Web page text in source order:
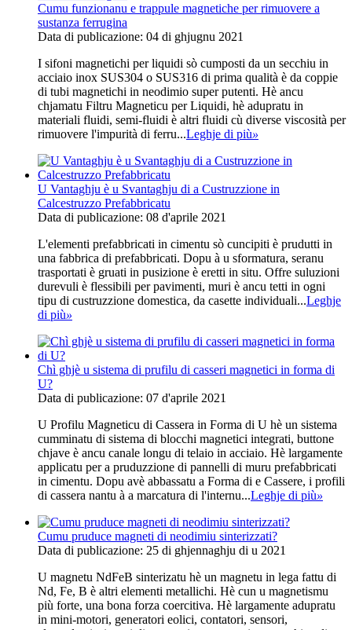
Cumu funzionanu e trappule magnetiche per rimuovere a
sustanza ferrugina
Data di publicazione: 04 di ghjugnu 2021
I sifoni magnetichi per liquidi sò cumposti da un secchiu in
acciaio inox SUS304 o SUS316 di prima qualità è da coppie
di tubi magnetichi in neodimio super putenti. Hè ancu
chjamatu Filtru Magneticu per Liquidi, hè adupratu in
materiali fluidi, semi-fluidi è altri fluidi cù diverse viscosità per
rimuovere l'impurità di ferru...Leghje di più»
U Vantaghju è u Svantaghju di a Custruzzione in
Calcestruzzo Prefabbricatu
Data di publicazione: 08 d'aprile 2021
L'elementi prefabbricati in cimentu sò cuncipiti è prudutti in
una fabbrica di prefabbricati. Dopu à u sformatura, seranu
trasportati è gruati in pusizione è eretti in situ. Offre suluzioni
durevuli è flessibili per pavimenti, muri è ancu tetti in ogni
tipu di custruzzione domestica, da casette individuali...Leghje
di più»
Chì ghjè u sistema di prufilu di casseri magnetici in forma di
U?
Data di publicazione: 07 d'aprile 2021
U Profilu Magneticu di Cassera in Forma di U hè un sistema
cumminatu di sistema di blocchi magnetici integrati, buttone
chjave è ancu canale longu di telaio in acciaio. Hè largamente
applicatu per a pruduzzione di pannelli di muru prefabbricati
in cimentu. Dopu avè abbassatu a Forma di e Cassere, i profili
di cassera nantu à a marcatura di l'internu...Leghje di più»
Cumu pruduce magneti di neodimiu sinterizzati?
Data di publicazione: 25 di ghjennaghju di u 2021
U magnetu NdFeB sinterizatu hè un magnetu in lega fattu di
Nd, Fe, B è altri elementi metallichi. Hè cun u magnetismu
più forte, una bona forza coercitiva. Hè largamente adupratu
in mini-motori, generatori eolici, contatori, sensori,